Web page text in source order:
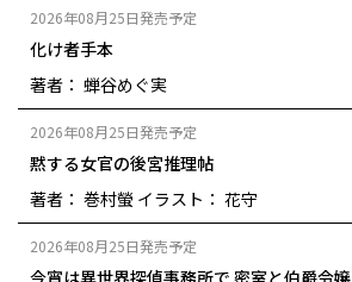
2026年08月25日発売予定
化け者手本
著者： 蝉谷めぐ実
2026年08月25日発売予定
黙する女官の後宮推理帖
著者： 巻村螢 イラスト： 花守
2026年08月25日発売予定
今宵は異世界探偵事務所で 密室と伯爵令嬢